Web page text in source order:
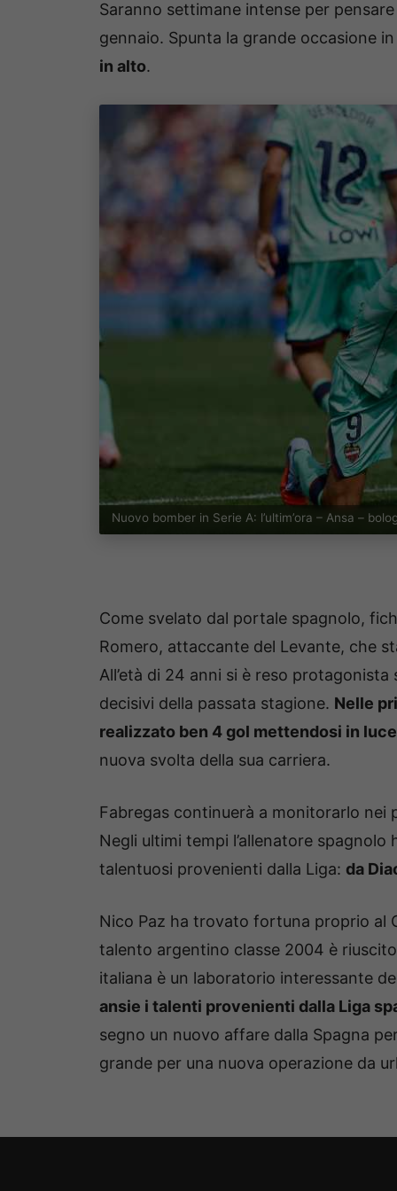
Saranno settimane intense per
gennaio. Spunta la grande occasione
in alto.
Nuovo bomber in Serie A: l’ultim’ora – Ansa –
Come svelato dal portale spagnolo,
Romero, attaccante del Levante, che
All’età di 24 anni si è reso
decisivi della passata stagione. Nelle
realizzato ben 4 gol mettendosi in
nuova svolta della sua carriera.
Fabregas continuerà a monitorarlo nei
Negli ultimi tempi l’allenatore
talentuosi provenienti dalla Liga: da
Nico Paz ha trovato fortuna proprio al
talento argentino classe 2004 è
italiana è un laboratorio interessante
ansie i talenti provenienti dalla Liga
segno un nuovo affare dalla Spagna
grande per una nuova operazione da